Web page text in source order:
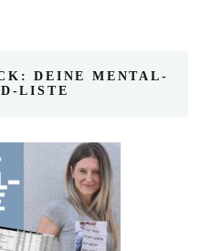
DEINE MENTAL-
LISTE